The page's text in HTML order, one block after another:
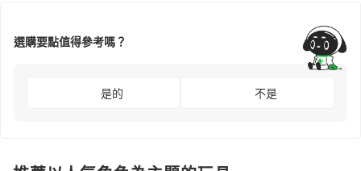
選購要點值得參考嗎？
是的 不是